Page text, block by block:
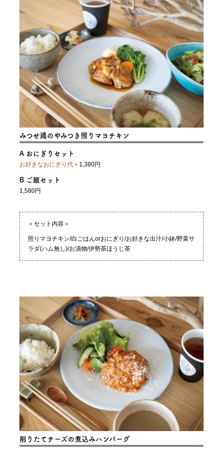
みつせ鶏のやみつき照りマヨチキン
A おにぎりセット
お好きなおにぎり代＋ 1,380円
B ご飯セット
1,580円
＜セット内容＞
照りマヨチキン/白ごはんorおにぎり/お好きな出汁/小鉢/野菜サ
ラダ(ハム無し)/お漬物/伊勢茶ほうじ茶
削りたてチーズの煮込みハンバーグ